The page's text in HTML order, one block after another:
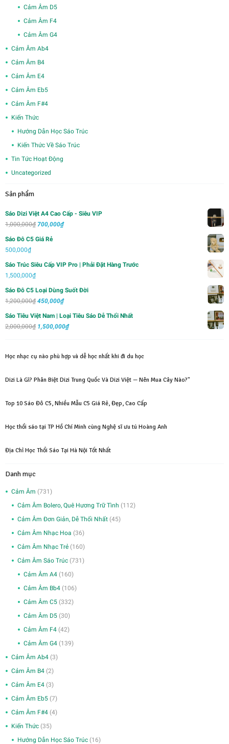
Cảm Âm D5
Cảm Âm F4
Cảm Âm G4
Cảm Âm Ab4
Cảm Âm B4
Cảm Âm E4
Cảm Âm Eb5
Cảm Âm F#4
Kiến Thức
Hướng Dẫn Học Sáo Trúc
Kiến Thức Về Sáo Trúc
Tin Tức Hoạt Động
Uncategorized
Sản phẩm
Sáo Dizi Việt A4 Cao Cấp - Siêu VIP
1,000,000₫ Giá
700,000₫Giá
700,000₫.
Sáo Đô C5 Giá Rẻ
500,000₫
Sáo Trúc Siêu Cấp VIP Pro | Phải Đặt Hàng Trước
1,500,000₫
Sáo Đô C5 Loại Dùng Suốt Đời
1,200,000₫ Giá
là:
1,200,000₫.
450,000₫Giá
là:
Sáo Tiêu Việt Nam | Loại Tiêu Sáo Dễ Thổi Nhất
2,000,000₫ Giá
2,000,000₫.
1,500,000₫Giá
là:
Học nhạc cụ nào phù hợp và dễ học nhất khi đi du học
Dizi Là Gì? Phân Biệt Dizi Trung Quốc Và Dizi Việt — Nên Mua Cây Nào?"
Top 10 Sáo Đô C5, Nhiều Mẫu C5 Giá Rẻ, Đẹp, Cao Cấp
Học thổi sáo tại TP Hồ Chí Minh cùng Nghệ sĩ ưu tú Hoàng Anh
Địa Chỉ Học Thổi Sáo Tại Hà Nội Tốt Nhất
Danh mục
Cảm Âm (731)
Cảm Âm Bolero, Quê Hương Trữ Tình (112)
Cảm Âm Đơn Giản, Dễ Thổi Nhất (45)
Cảm Âm Nhạc Hoa (36)
Cảm Âm Nhạc Trẻ (160)
Cảm Âm Sáo Trúc (731)
Cảm Âm A4 (160)
Cảm Âm Bb4 (106)
Cảm Âm C5 (332)
Cảm Âm D5 (30)
Cảm Âm F4 (42)
Cảm Âm G4 (139)
Cảm Âm Ab4 (3)
Cảm Âm B4 (2)
Cảm Âm E4 (3)
Cảm Âm Eb5 (7)
Cảm Âm F#4 (4)
Kiến Thức (35)
Hướng Dẫn Học Sáo Trúc (16)